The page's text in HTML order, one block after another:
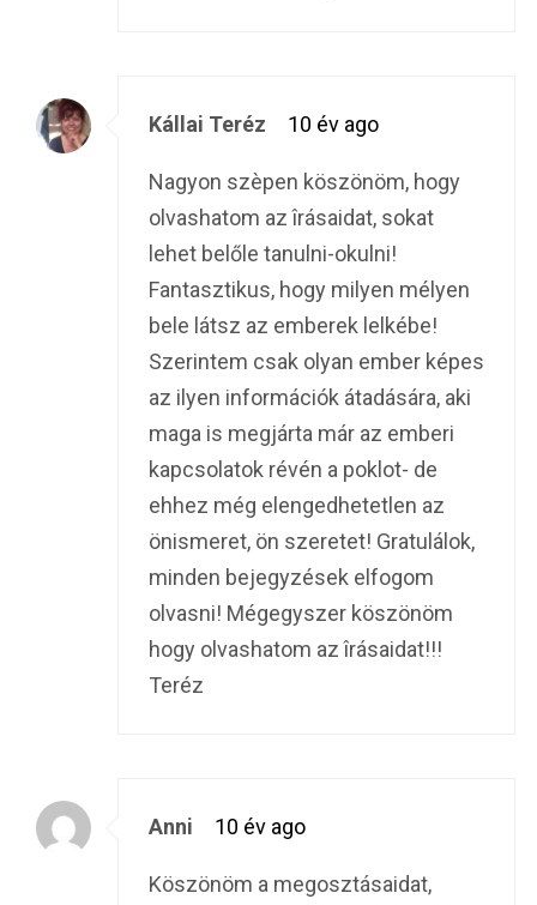
Kállai Teréz 10 év ago
Nagyon szèpen köszönöm, hogy
olvashatom az îrásaidat, sokat
lehet belőle tanulni-okulni!
Fantasztikus, hogy milyen mélyen
bele látsz az emberek lelkébe!
Szerintem csak olyan ember képes
az ilyen információk átadására, aki
maga is megjárta már az emberi
kapcsolatok révén a poklot- de
ehhez még elengedhetetlen az
önismeret, ön szeretet! Gratulálok,
minden bejegyzések elfogom
olvasni! Mégegyszer köszönöm
hogy olvashatom az îrásaidat!!!
Teréz
Anni 10 év ago
Köszönöm a megosztásaidat,